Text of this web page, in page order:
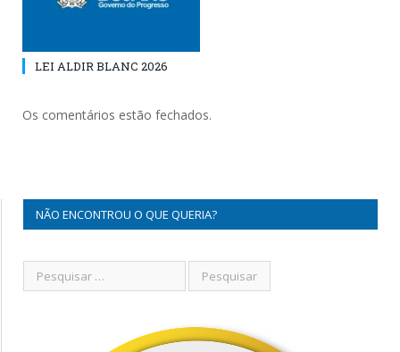
LEI ALDIR BLANC 2026
Os comentários estão fechados.
NÃO ENCONTROU O QUE QUERIA?